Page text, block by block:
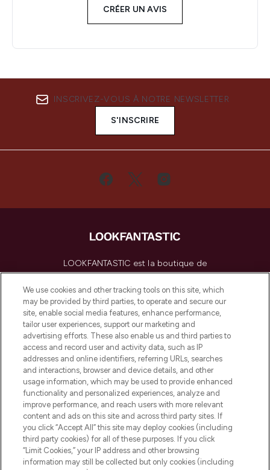
CRÉER UN AVIS
INSCRIVEZ-VOUS À NOTRE NEWSLETTER
S'INSCRIRE
LOOKFANTASTIC est la boutique de
beauté incontournable en Europe,
proposant les meilleurs produits de soins
de la peau, des cheveux et de maquillage
de plus de 200 marques prestigieuses.
Faites vos achats en ligne ou via
l’application, avec la livraison offerte dès
55€ d'achat.
Consentement aux cookies
Do Not Sell or Share My Personal
Information
AIDE ET INFORMATIONS
We use cookies and other tracking tools on this site, which
may be provided by third parties, to operate and secure our
site, enable social media features, enhance performance,
tailor user experiences, support our marketing and
advertising efforts. These also enable us and third parties to
access and record user and activity data, such as IP
addresses and online identifiers, referring URLs, searches
and interactions, browser and device details, and other
usage information, which may be used to provide enhanced
functionality and personalized experiences, analyze and
improve performance, and reach users with more relevant
content and ads on this site and across third party sites. If
you click “Accept All” this site may deploy cookies (including
third party cookies) for all of these purposes. If you click
“Limit Cookies,” your IP address and other browsing
information may still be collected but only cookies (including